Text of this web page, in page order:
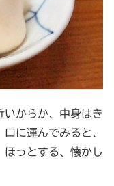
いからか、中身はき
に運んでみると、
ほっとする、懐かし